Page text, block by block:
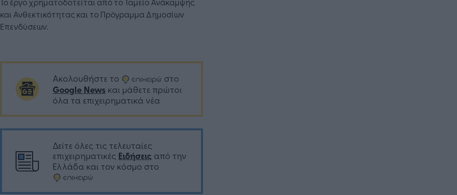
και Ανθεκτικότητας και το Πρόγραμμα Δημοσίων
Επενδύσεων.
Ακολουθήστε το στο
Google News και μάθετε πρώτοι
όλα τα επιχειρηματικά νέα
Δείτε όλες τις τελευταίες
επιχειρηματικές Ειδήσεις από την
Ελλάδα και τον κόσμο στο